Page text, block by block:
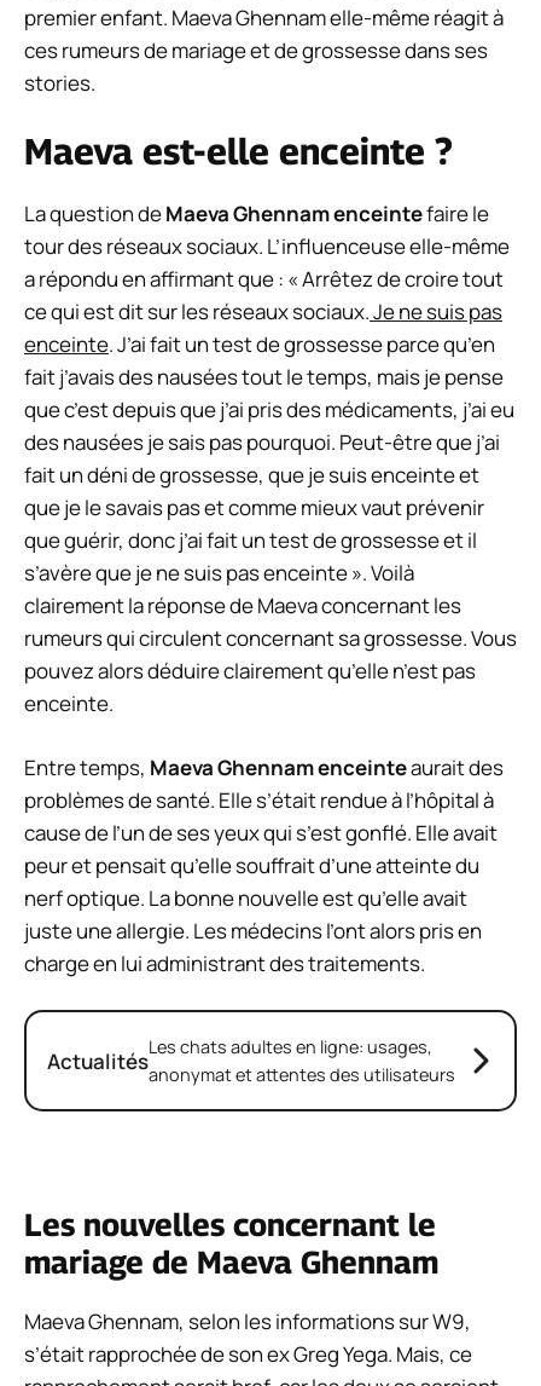
premier enfant. Maeva Ghennam elle-même réagit à
ces rumeurs de mariage et de grossesse dans ses
stories.
Maeva est-elle enceinte ?
La question deMaeva Ghennam enceintefaire le
tour des réseaux sociaux. L’influenceuse elle-même
a répondu en affirmant que : « Arrêtez de croire tout
ce qui est dit sur les réseaux sociaux.Je ne suis pas
enceinte. J’ai fait un test de grossesse parce qu’en
fait j’avais des nausées tout le temps, mais je pense
que c’est depuis que j’ai pris des médicaments, j’ai eu
des nausées je sais pas pourquoi. Peut-être que j’ai
fait un déni de grossesse, que je suis enceinte et
que je le savais pas et comme mieux vaut prévenir
que guérir, donc j’ai fait un test de grossesse et il
s’avère que je ne suis pas enceinte ». Voilà
clairement la réponse de Maeva concernant les
rumeurs qui circulent concernant sa grossesse. Vous
pouvez alors déduire clairement qu’elle n’est pas
enceinte.
Entre temps, Maeva Ghennam enceinteaurait des
problèmes de santé. Elle s’était rendue à l’hôpital à
cause de l’un de ses yeux qui s’est gonflé. Elle avait
peur et pensait qu’elle souffrait d’une atteinte du
nerf optique. La bonne nouvelle est qu’elle avait
juste une allergie. Les médecins l’ont alors pris en
charge en lui administrant des traitements.
ActualitésLes chats adultes en ligne: usages,
anonymat et attentes des utilisateurs
Les nouvelles concernant le
mariage de Maeva Ghennam
Maeva Ghennam, selon les informations sur W9,
s’était rapprochée de son ex Greg Yega. Mais, ce